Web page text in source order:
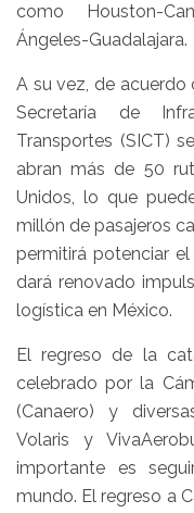
como Houston-
Ángeles-Guadalajara.
A su vez, de
Secretaría de
Transportes (SICT)
abran más de 50
Unidos, lo que
millón de pasajeros
permitirá potenciar
dará renovado
logística en México.
El regreso de la
celebrado por la
(Canaero) y
Volaris y
importante es
mundo. El regreso a